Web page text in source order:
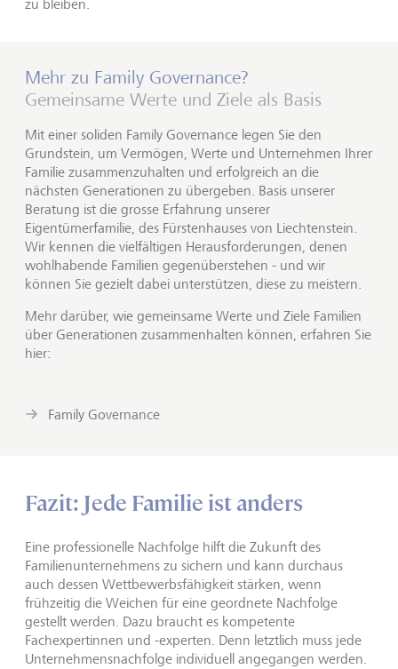
zu bleiben.
Mehr zu Family Governance?
Gemeinsame Werte und Ziele als Basis
Mit einer soliden Family Governance legen Sie den
Grundstein, um Vermögen, Werte und Unternehmen Ihrer
Familie zusammenzuhalten und erfolgreich an die
nächsten Generationen zu übergeben. Basis unserer
Beratung ist die grosse Erfahrung unserer
Eigentümerfamilie, des Fürstenhauses von Liechtenstein.
Wir kennen die vielfältigen Herausforderungen, denen
wohlhabende Familien gegenüberstehen - und wir
können Sie gezielt dabei unterstützen, diese zu meistern.
Mehr darüber, wie gemeinsame Werte und Ziele Familien
über Generationen zusammenhalten können, erfahren Sie
hier:
Family Governance
Fazit: Jede Familie ist anders
Eine professionelle Nachfolge hilft die Zukunft des
Familienunternehmens zu sichern und kann durchaus
auch dessen Wettbewerbsfähigkeit stärken, wenn
frühzeitig die Weichen für eine geordnete Nachfolge
gestellt werden. Dazu braucht es kompetente
Fachexpertinnen und -experten. Denn letztlich muss jede
Unternehmensnachfolge individuell angegangen werden.